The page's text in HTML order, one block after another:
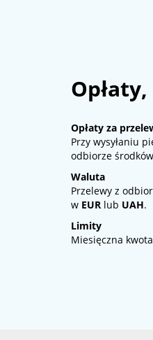
Opłaty za
Przy wysyłaniu
odbiorze
Waluta
Przelewy z
w EUR lub UAH.
Limity
Miesięczna